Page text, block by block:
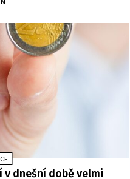
v dnešní době velmi